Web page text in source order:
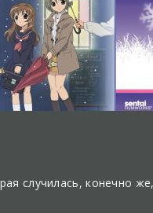
случилась, конечно